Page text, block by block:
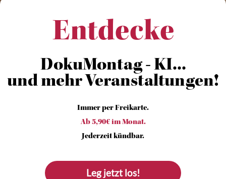
Entdecke
DokuMontag - KI...
und mehr Veranstaltungen!
Immer per Freikarte.
Ab 5,90€ im Monat.
Jederzeit kündbar.
Leg jetzt los!